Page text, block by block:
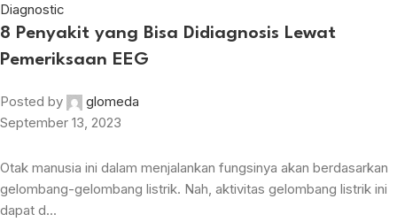
Diagnostic
8 Penyakit yang Bisa Didiagnosis Lewat
Pemeriksaan EEG
Posted by
glomeda
September 13, 2023
Otak manusia ini dalam menjalankan fungsinya akan berdasarkan
gelombang-gelombang listrik. Nah, aktivitas gelombang listrik ini
dapat d...